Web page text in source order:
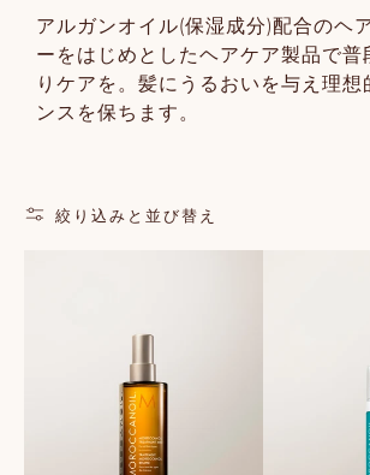
アルガンオイル(保湿成分)配合のヘ
ーをはじめとしたヘアケア製品で普
りケアを。髪にうるおいを与え理想
ンスを保ちます。
絞り込みと並び替え